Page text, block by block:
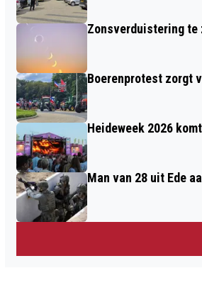
Zonsverduistering te
Boerenprotest zorgt
Heideweek 2026
Man van 28 uit Ede